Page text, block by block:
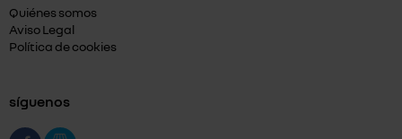
Quiénes somos
Aviso Legal
Política de cookies
síguenos